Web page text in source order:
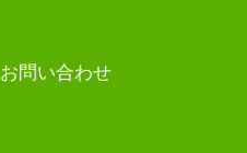
お問い合わせ